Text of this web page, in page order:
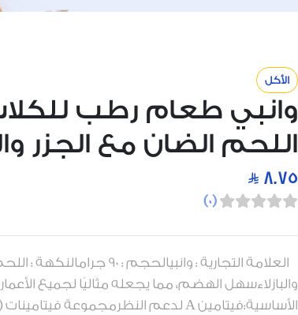
الأكل
وانبي طعام رطب
اللحم الضان مع الجزر
8.75
(
0
)
العلامة التجارية : وانبيالحجم : 90
والبازلاءسهل الهضم، مما يجعله مثاليًا لجميع